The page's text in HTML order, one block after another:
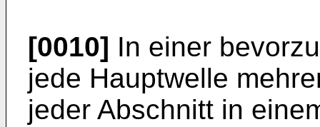
[0010] In einer
jede Hauptwelle
jeder Abschnitt in